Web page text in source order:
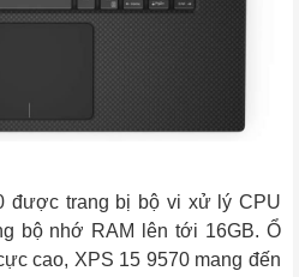
được trang bị bộ vi xử lý CPU
bộ nhớ RAM lên tới 16GB. Ổ
cao, XPS 15 9570 mang đến